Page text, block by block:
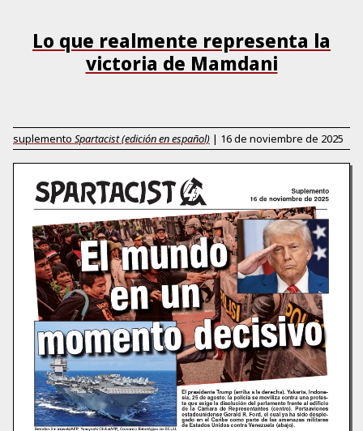
Lo que realmente representa la
victoria de Mamdani
suplemento Spartacist (edición en español) | 16 de noviembre de 2025